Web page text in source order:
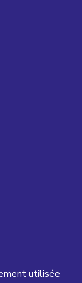
utilisée